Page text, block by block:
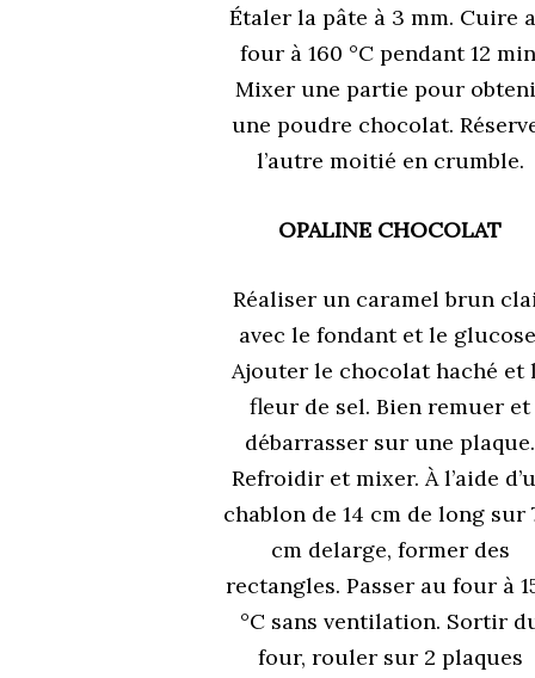
Étaler la pâte à 3 mm. Cuire
four à 160 °C pendant 12
Mixer une partie pour
une poudre chocolat.
l’autre moitié en crumble.
OPALINE CHOCOLAT
Réaliser un caramel brun
avec le fondant et le
Ajouter le chocolat haché et
fleur de sel. Bien remuer et
débarrasser sur une plaque.
Refroidir et mixer. À l’aide
chablon de 14 cm de long sur
cm delarge, former des
rectangles. Passer au four à
°C sans ventilation. Sortir
four, rouler sur 2 plaques